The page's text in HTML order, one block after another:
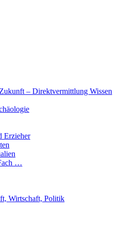
– Direktvermittlung Wissen
Erzieher
…
Wirtschaft, Politik